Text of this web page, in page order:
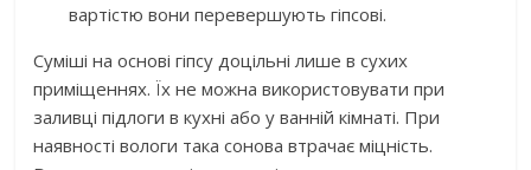
вартістю вони перевершують гіпсові.
Суміші на основі гіпсу доцільні лише в сухих
приміщеннях. Їх не можна використовувати при
заливці підлоги в кухні або у ванній кімнаті. При
наявності вологи така сонова втрачає міцність.